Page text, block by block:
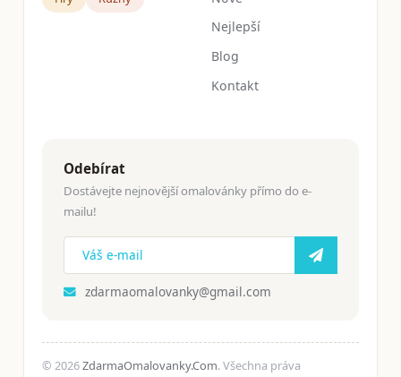
Nejlepší
Blog
Kontakt
Odebírat
Dostávejte nejnovější omalovánky přímo do e-
mailu!
zdarmaomalovanky@gmail.com
© 2026ZdarmaOmalovanky.Com. Všechna práva